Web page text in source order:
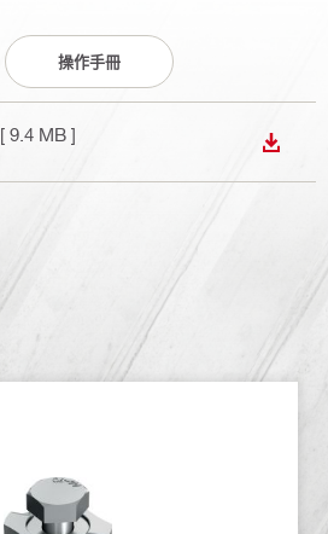
操作手冊
[ 9.4 MB ]
下載